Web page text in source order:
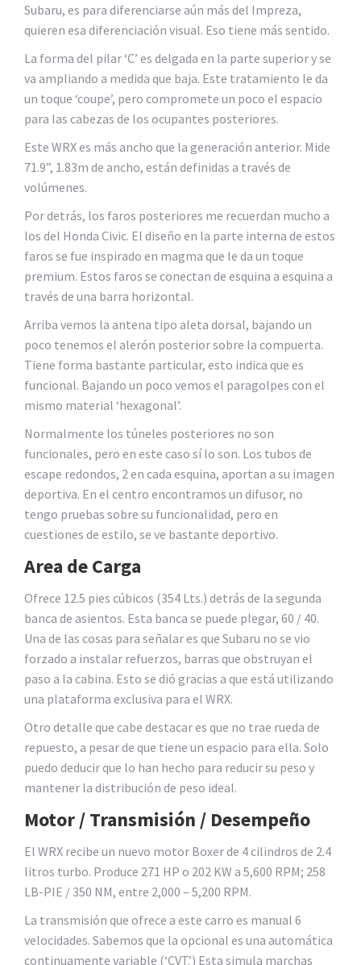
Subaru, es para diferenciarse aún más del Impreza,
quieren esa diferenciación visual. Eso tiene más sentido.
La forma del pilar ‘C’ es delgada en la parte superior y se
va ampliando a medida que baja. Este tratamiento le da
un toque ‘coupe’, pero compromete un poco el espacio
para las cabezas de los ocupantes posteriores.
Este WRX es más ancho que la generación anterior. Mide
71.9”, 1.83m de ancho, están definidas a través de
volúmenes.
Por detrás, los faros posteriores me recuerdan mucho a
los del Honda Civic. El diseño en la parte interna de estos
faros se fue inspirado en magma que le da un toque
premium. Estos faros se conectan de esquina a esquina a
través de una barra horizontal.
Arriba vemos la antena tipo aleta dorsal, bajando un
poco tenemos el alerón posterior sobre la compuerta.
Tiene forma bastante particular, esto indica que es
funcional. Bajando un poco vemos el paragolpes con el
mismo material ‘hexagonal’.
Normalmente los túneles posteriores no son
funcionales, pero en este caso sí lo son. Los tubos de
escape redondos, 2 en cada esquina, aportan a su imagen
deportiva. En el centro encontramos un difusor, no
tengo pruebas sobre su funcionalidad, pero en
cuestiones de estilo, se ve bastante deportivo.
Area de Carga
Ofrece 12.5 pies cúbicos (354 Lts.) detrás de la segunda
banca de asientos. Esta banca se puede plegar, 60 / 40.
Una de las cosas para señalar es que Subaru no se vio
forzado a instalar refuerzos, barras que obstruyan el
paso a la cabina. Esto se dió gracias a que está utilizando
una plataforma exclusiva para el WRX.
Otro detalle que cabe destacar es que no trae rueda de
repuesto, a pesar de que tiene un espacio para ella. Solo
puedo deducir que lo han hecho para reducir su peso y
mantener la distribución de peso ideal.
Motor / Transmisión / Desempeño
El WRX recibe un nuevo motor Boxer de 4 cilindros de 2.4
litros turbo. Produce 271 HP o 202 KW a 5,600 RPM; 258
LB-PIE / 350 NM, entre 2,000 – 5,200 RPM.
La transmisión que ofrece a este carro es manual 6
velocidades. Sabemos que la opcional es una automática
continuamente variable (‘CVT.’) Esta simula marchas